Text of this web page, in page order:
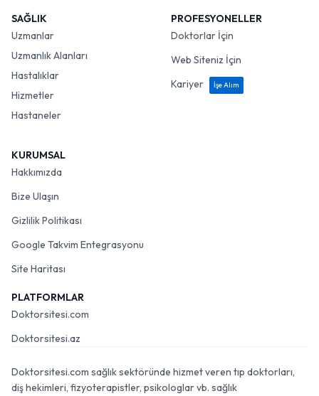
SAĞLIK
Uzmanlar
Uzmanlık Alanları
Hastalıklar
Hizmetler
Hastaneler
PROFESYONELLER
Doktorlar İçin
Web Siteniz İçin
Kariyer
İşe Alım
KURUMSAL
Hakkımızda
Bize Ulaşın
Gizlilik Politikası
Google Takvim Entegrasyonu
Site Haritası
PLATFORMLAR
Doktorsitesi.com
Doktorsitesi.az
Doktorsitesi.com sağlık sektöründe hizmet veren tıp doktorları,
diş hekimleri, fizyoterapistler, psikologlar vb. sağlık